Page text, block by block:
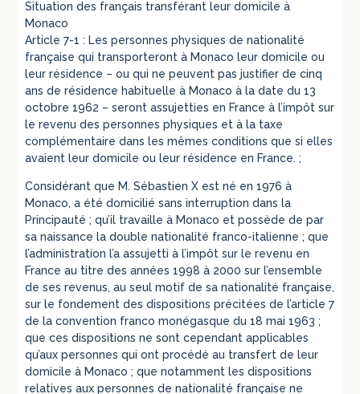
Situation des français transférant leur domicile à
Monaco
Article 7-1 : Les personnes physiques de nationalité
française qui transporteront à Monaco leur domicile ou
leur résidence – ou qui ne peuvent pas justifier de cinq
ans de résidence habituelle à Monaco à la date du 13
octobre 1962 – seront assujetties en France à l’impôt sur
le revenu des personnes physiques et à la taxe
complémentaire dans les mêmes conditions que si elles
avaient leur domicile ou leur résidence en France. ;
Considérant que M. Sébastien X est né en 1976 à
Monaco, a été domicilié sans interruption dans la
Principauté ; qu’il travaille à Monaco et possède de par
sa naissance la double nationalité franco-italienne ; que
l’administration l’a assujetti à l’impôt sur le revenu en
France au titre des années 1998 à 2000 sur l’ensemble
de ses revenus, au seul motif de sa nationalité française,
sur le fondement des dispositions précitées de l’article 7
de la convention franco monégasque du 18 mai 1963 ;
que ces dispositions ne sont cependant applicables
qu’aux personnes qui ont procédé au transfert de leur
domicile à Monaco ; que notamment les dispositions
relatives aux personnes de nationalité française ne